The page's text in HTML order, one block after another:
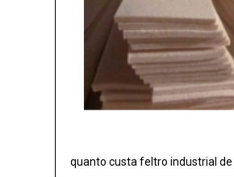
quanto custa feltro industrial de